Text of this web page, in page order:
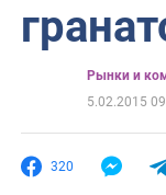
Рынки и
5.02.2015
320